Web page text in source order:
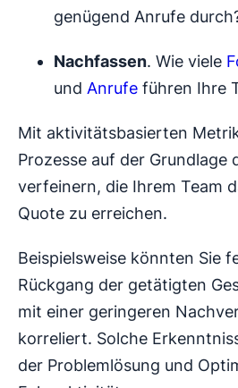
genügend Anrufe
Nachfassen. Wie viele
und Anrufe führen Ihre
Mit aktivitätsbasierten
Prozesse auf der Grundlage
verfeinern, die Ihrem Team
Quote zu erreichen.
Beispielsweise könnten Sie
Rückgang der getätigten
mit einer geringeren
korreliert. Solche
der Problemlösung und